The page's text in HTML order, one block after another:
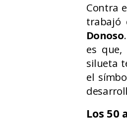
Contra
Donoso
es
silueta
el
Los 50